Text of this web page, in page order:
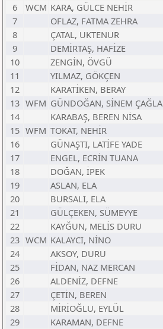
6
WCM KARA, GÜLCE NEHİR
7
OFLAZ, FATMA ZEHRA
8
ÇATAL, UKTENUR
9
DEMİRTAŞ, HAFİZE
10
ZENGİN, ÖVGÜ
11
YILMAZ, GÖKÇEN
12
KARATİKEN, BERAY
13 WFM GÜNDOĞAN, SİNEM ÇAĞLA
14
KARABAŞ, BEREN NİSA
15 WFM TOKAT, NEHİR
16
GÜNAŞTI, LATİFE YADE
17
ENGEL, ECRİN TUANA
18
DOĞAN, İPEK
19
ASLAN, ELA
20
BURSALI, ELA
21
GÜLÇEKEN, SÜMEYYE
22
KAYĞUN, MELİS DURU
23 WCM KALAYCI, NİNO
24
AKSOY, DURU
25
FİDAN, NAZ MERCAN
26
ALDENİZ, DEFNE
27
ÇETİN, BEREN
28
MİRİOĞLU, EYLÜL
29
KARAMAN, DEFNE